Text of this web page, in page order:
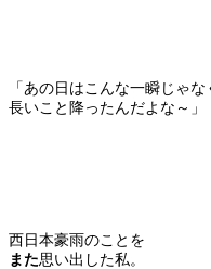
「あの日はこんな一瞬じゃな
長いこと降ったんだよな～」
西日本豪雨のことを
また思い出した私。